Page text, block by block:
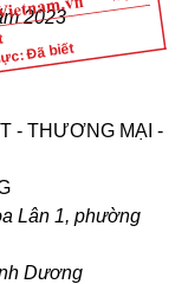
Đã biết
2023
- THƯƠNG MẠI -
Lân 1, phường
Dương